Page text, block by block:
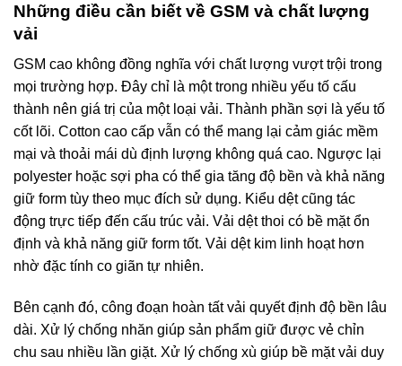
Những điều cần biết về GSM và chất lượng
vải
GSM cao không đồng nghĩa với chất lượng vượt trội trong
mọi trường hợp. Đây chỉ là một trong nhiều yếu tố cấu
thành nên giá trị của một loại vải. Thành phần sợi là yếu tố
cốt lõi. Cotton cao cấp vẫn có thể mang lại cảm giác mềm
mại và thoải mái dù định lượng không quá cao. Ngược lại
polyester hoặc sợi pha có thể gia tăng độ bền và khả năng
giữ form tùy theo mục đích sử dụng. Kiểu dệt cũng tác
động trực tiếp đến cấu trúc vải. Vải dệt thoi có bề mặt ổn
định và khả năng giữ form tốt. Vải dệt kim linh hoạt hơn
nhờ đặc tính co giãn tự nhiên.
Bên cạnh đó, công đoạn hoàn tất vải quyết định độ bền lâu
dài. Xử lý chống nhăn giúp sản phẩm giữ được vẻ chỉn
chu sau nhiều lần giặt. Xử lý chống xù giúp bề mặt vải duy